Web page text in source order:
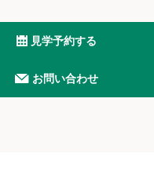
見学予約する
お問い合わせ